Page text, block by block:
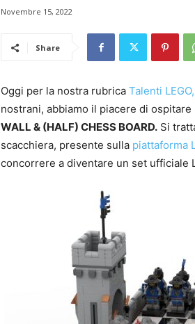
Novembre 15, 2022
Share
Oggi per la nostra rubrica Talenti LEGO,
nostrani, abbiamo il piacere di
WALL & (HALF) CHESS BOARD. Si
scacchiera, presente sulla piattaforma
concorrere a diventare un set ufficiale